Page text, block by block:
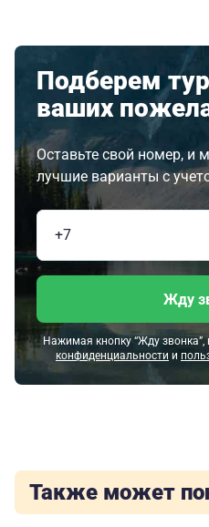
Подберем
ваших
Оставьте свой номер,
лучшие варианты с
Жду
Нажимая кнопку “Жду
конфиденциальности и
Также может